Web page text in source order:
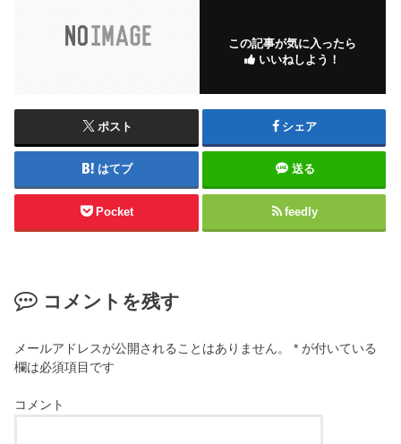
この記事が気に入ったら
いいねしよう！
ポスト シェア
はてブ 送る
Pocket feedly
コメントを残す
メールアドレスが公開されることはありません。 * が付いている
欄は必須項目です
コメント